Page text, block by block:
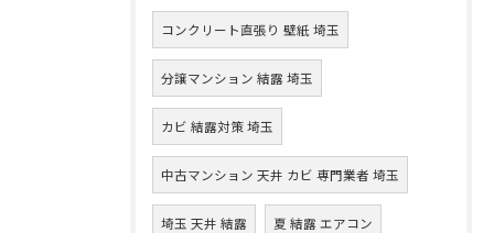
コンクリート直張り 壁紙 埼玉
分譲マンション 結露 埼玉
カビ 結露対策 埼玉
中古マンション 天井 カビ 専門業者 埼玉
埼玉 天井 結露 夏 結露 エアコン